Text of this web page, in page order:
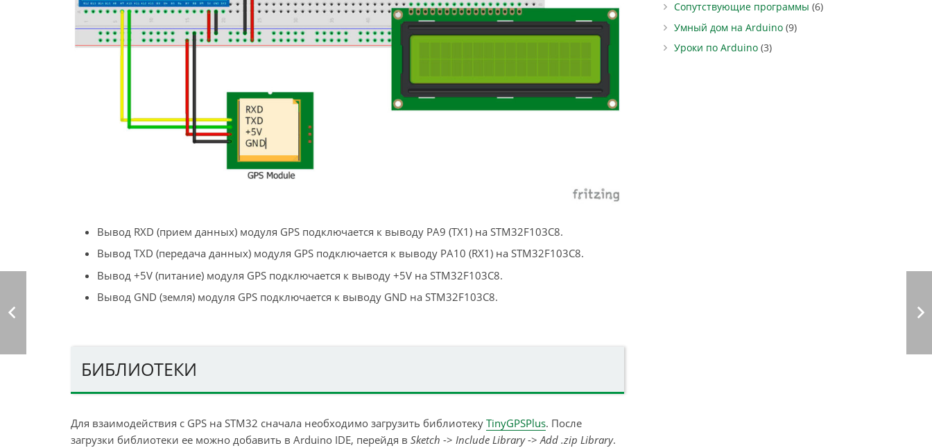
Вывод RXD (прием данных) модуля GPS подключается к выводу PA9 (TX1) на STM32F103C8.
Вывод TXD (передача данных) модуля GPS подключается к выводу PA10 (RX1) на STM32F103C8.
Вывод +5V (питание) модуля GPS подключается к выводу +5V на STM32F103C8.
Вывод GND (земля) модуля GPS подключается к выводу GND на STM32F103C8.
БИБЛИОТЕКИ
Для взаимодействия с GPS на STM32 сначала необходимо загрузить библиотеку TinyGPSPlus. После
загрузки библиотеки ее можно добавить в Arduino IDE, перейдя в Sketch -> Include Library->Add .zip Library.
Сопутствующие программы (6)
Умный дом на Arduino (9)
Уроки по Arduino (3)